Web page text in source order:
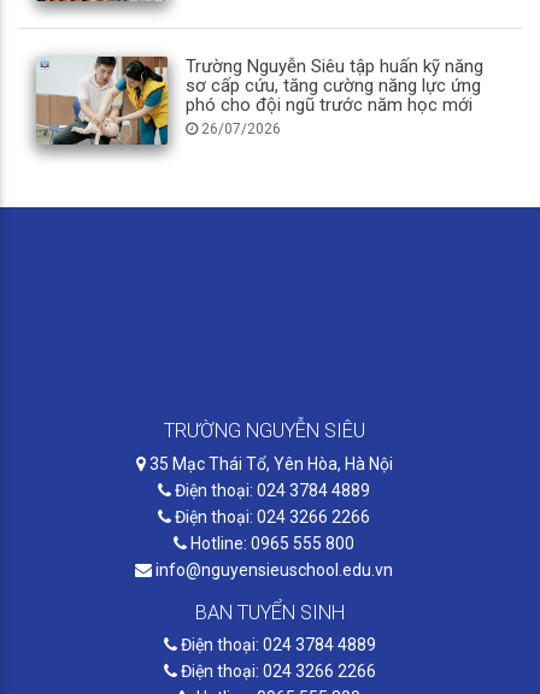
Trường Nguyễn Siêu tập huấn kỹ năng
sơ cấp cứu, tăng cường năng lực ứng
phó cho đội ngũ trước năm học mới
26/07/2026
TRƯỜNG NGUYỄN SIÊU
35 Mạc Thái Tổ, Yên Hòa, Hà Nội
Điện thoại: 024 3784 4889
Điện thoại: 024 3266 2266
Hotline: 0965 555 800
info@nguyensieuschool.edu.vn
BAN TUYỂN SINH
Điện thoại: 024 3784 4889
Điện thoại: 024 3266 2266